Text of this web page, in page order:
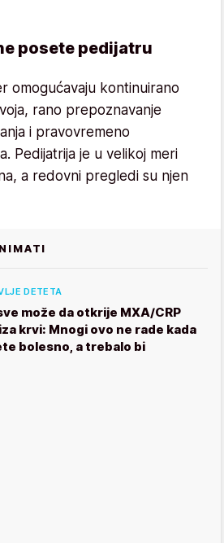
posete pedijatru
omogućavaju kontinuirano
rano prepoznavanje
i pravovremeno
Pedijatrija je u velikoj meri
a redovni pregledi su njen
DETETA
može da otkrije MXA/CRP
krvi: Mnogi ovo ne rade kada
bolesno, a trebalo bi